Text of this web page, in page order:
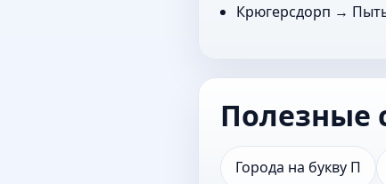
Крюгерсдорп →
Полезные
Города на букву П